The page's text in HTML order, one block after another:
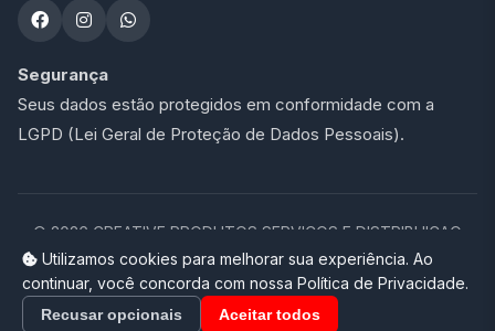
Segurança
Seus dados estão protegidos em conformidade com a
LGPD (Lei Geral de Proteção de Dados Pessoais).
© 2026 CREATIVE PRODUTOS SERVICOS E DISTRIBUICAO
LTDA - 47.273.900/0001-76. Todos os direitos reservados.
Loja completa desenvolvida por Promptor
Utilizamos cookies para melhorar sua experiência. Ao
continuar, você concorda com nossa Política de Privacidade.
Recusar opcionais Aceitar todos